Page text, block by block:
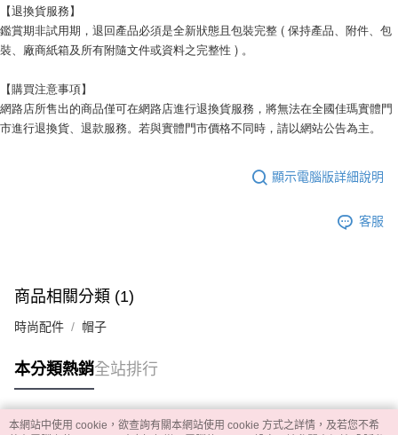
【退換貨服務】
鑑賞期非試用期，退回產品必須是全新狀態且包裝完整 ( 保持產品、附件、包
裝、廠商紙箱及所有附隨文件或資料之完整性 ) 。
【購買注意事項】
網路店所售出的商品僅可在網路店進行退換貨服務，將無法在全國佳瑪實體門
市進行退換貨、退款服務。若與實體門市價格不同時，請以網站公告為主。
顯示電腦版詳細說明
客服
商品相關分類 (1)
時尚配件 帽子
本分類熱銷全站排行
本網站中使用 cookie，欲查詢有關本網站使用 cookie 方式之詳情，及若您不希